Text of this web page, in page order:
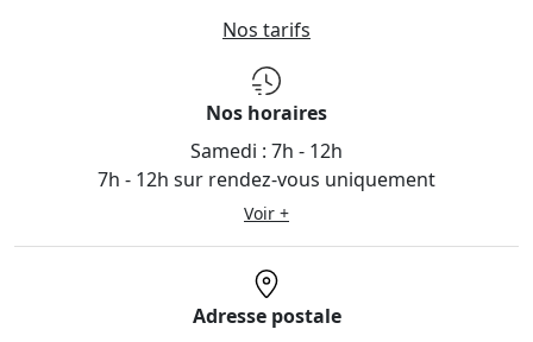
Nos tarifs
Nos horaires
Samedi : 7h - 12h
7h - 12h sur rendez-vous uniquement
Voir +
Adresse postale